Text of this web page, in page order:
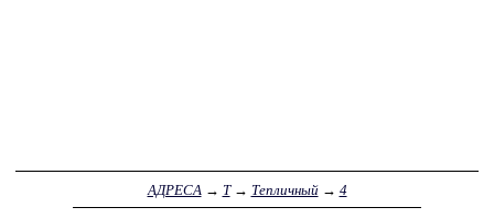
АДРЕСА → Т→ Тепличный→ 4